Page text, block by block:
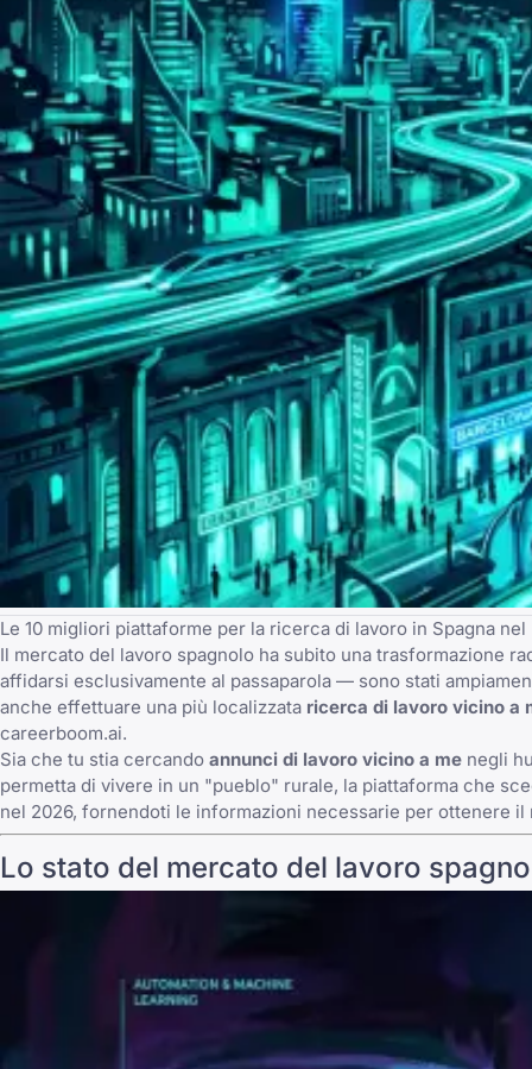
Le 10 migliori piattaforme per la ricerca di lavoro in Spagna nel
Il mercato del lavoro spagnolo ha subito una trasformazione
affidarsi esclusivamente al passaparola — sono stati
anche effettuare una più localizzata ricerca di lavoro vicino a
careerboom.ai.
Sia che tu stia cercando annunci di lavoro vicino a me negli
permetta di vivere in un "pueblo" rurale, la piattaforma che
nel 2026, fornendoti le informazioni necessarie per ottenere il
Lo stato del mercato del lavoro